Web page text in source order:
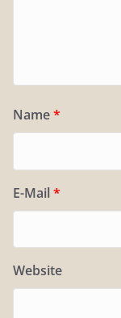
Name*
E-Mail *
Website